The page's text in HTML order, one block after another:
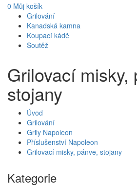
0 Můj košík
Grilování
Kanadská kamna
Koupací kádě
Soutěž
Grilovací misky,
stojany
Úvod
Grilování
Grily Napoleon
Příslušenství Napoleon
Grilovací misky, pánve, stojany
Kategorie